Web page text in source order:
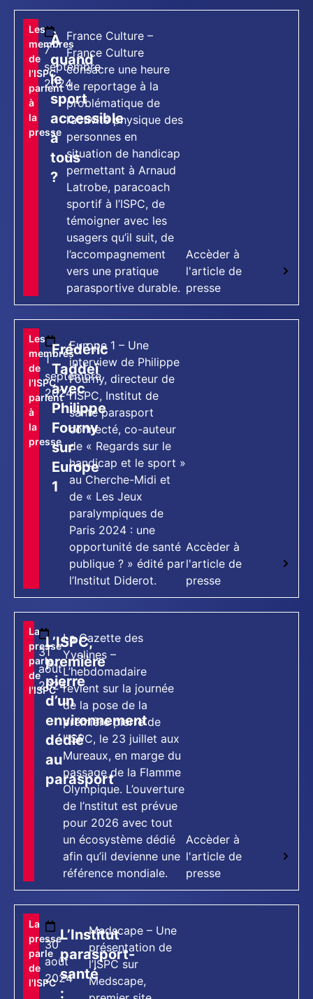
Les
membres
de
l'ISPC
parlent
à
la
presse
7
septembre
2024
À
quand
le
sport
accessible
à
tous
?
France Culture –
France Culture
consacre une heure
de reportage à la
problématique de
l’activité physique des
personnes en
situation de handicap
permettant à Arnaud
Latrobe, paracoach
sportif à l’ISPC, de
témoigner avec les
usagers qu’il suit, de
l’accompagnement
vers une pratique
parasportive durable.
Accèder à
l'article de
presse
Les
membres
de
l'ISPC
parlent
à
la
presse
1
septembre
2024
Frédéric
Taddeï
avec
Philippe
Fourny
sur
Europe
1
Europe 1 – Une
interview de Philippe
Fourny, directeur de
l’ISPC, Institut de
santé parasport
connecté, co-auteur
de « Regards sur le
handicap et le sport »
au Cherche-Midi et
de « Les Jeux
paralympiques de
Paris 2024 : une
opportunité de santé
publique ? » édité par
l’Institut Diderot.
Accèder à
l'article de
presse
La
presse
parle
de
l'ISPC
31
août
2024
L’ISPC,
première
pierre
d’un
environnement
dédié
au
parasport
La Gazette des
Yvelines –
L’hebdomadaire
revient sur la journée
de la pose de la
première pierre de
l’ISPC, le 23 juillet aux
Mureaux, en marge du
passage de la Flamme
Olympique. L’ouverture
de l’nstitut est prévue
pour 2026 avec tout
un écosystème dédié
afin qu’il devienne une
référence mondiale.
Accèder à
l'article de
presse
La
presse
parle
de
l'ISPC
30
août
2024
L’Institut
parasport-
santé
:
Medscape – Une
présentation de
l’ISPC sur
Medscape,